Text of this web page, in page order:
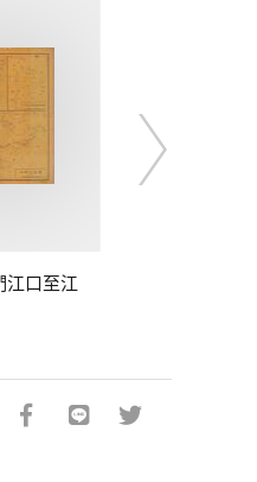
江口至江